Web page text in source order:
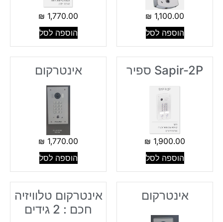
1,100.00
₪
הוספה לסל
1,770.00
₪
הוספה לסל
Sapir-2P ספיר
1,900.00
₪
הוספה לסל
אינטרקום
1,770.00
₪
הוספה לסל
אינטרקום
אינטרקום טלוויזיה
חכם : 2 גידים